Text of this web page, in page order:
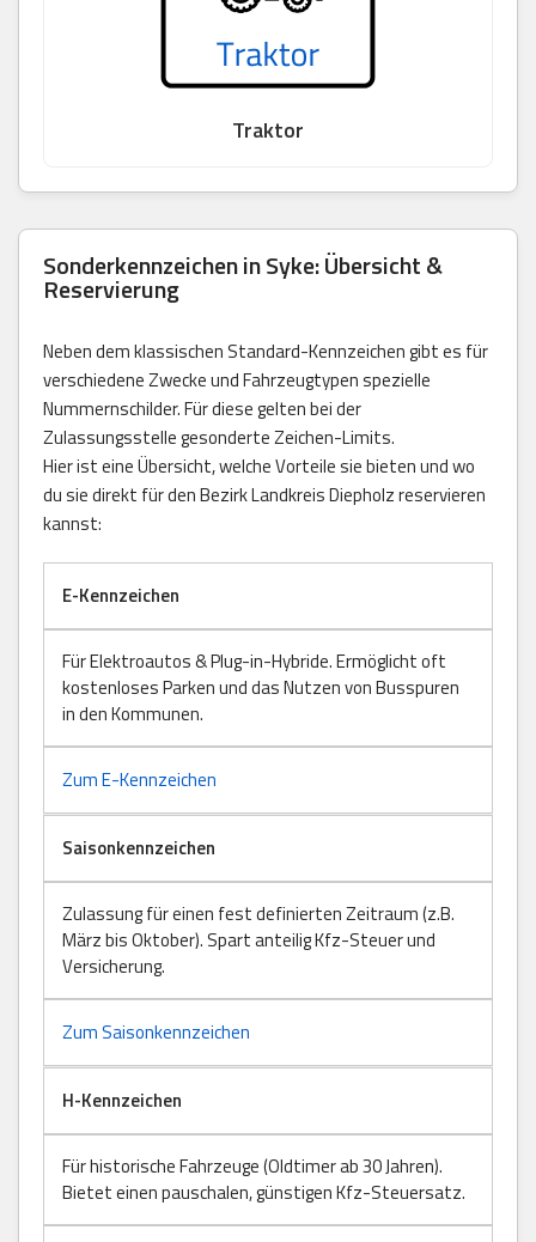
Traktor
Sonderkennzeichen in Syke: Übersicht &
Reservierung
Neben dem klassischen Standard-Kennzeichen gibt es für
verschiedene Zwecke und Fahrzeugtypen spezielle
Nummernschilder. Für diese gelten bei der
Zulassungsstelle gesonderte Zeichen-Limits.
Hier ist eine Übersicht, welche Vorteile sie bieten und wo
du sie direkt für den Bezirk Landkreis Diepholz reservieren
kannst:
E-Kennzeichen
Für Elektroautos & Plug-in-Hybride. Ermöglicht oft
kostenloses Parken und das Nutzen von Busspuren
in den Kommunen.
Zum E-Kennzeichen
Saisonkennzeichen
Zulassung für einen fest definierten Zeitraum (z.B.
März bis Oktober). Spart anteilig Kfz-Steuer und
Versicherung.
Zum Saisonkennzeichen
H-Kennzeichen
Für historische Fahrzeuge (Oldtimer ab 30 Jahren).
Bietet einen pauschalen, günstigen Kfz-Steuersatz.